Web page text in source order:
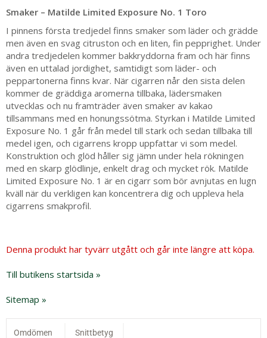
Smaker – Matilde Limited Exposure No. 1 Toro
I pinnens första tredjedel finns smaker som läder och grädde
men även en svag citruston och en liten, fin pepprighet. Under
andra tredjedelen kommer bakkryddorna fram och här finns
även en uttalad jordighet, samtidigt som läder- och
peppartonerna finns kvar. När cigarren når den sista delen
kommer de gräddiga aromerna tillbaka, lädersmaken
utvecklas och nu framträder även smaker av kakao
tillsammans med en honungssötma. Styrkan i Matilde Limited
Exposure No. 1 går från medel till stark och sedan tillbaka till
medel igen, och cigarrens kropp uppfattar vi som medel.
Konstruktion och glöd håller sig jämn under hela rökningen
med en skarp glödlinje, enkelt drag och mycket rök. Matilde
Limited Exposure No. 1 är en cigarr som bör avnjutas en lugn
kväll när du verkligen kan koncentrera dig och uppleva hela
cigarrens smakprofil.
Denna produkt har tyvärr utgått och går inte längre att köpa.
Till butikens startsida »
Sitemap »